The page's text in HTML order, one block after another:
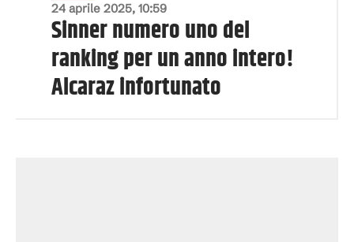
24 aprile 2025, 10:59
Sinner numero uno del
ranking per un anno intero!
Alcaraz infortunato